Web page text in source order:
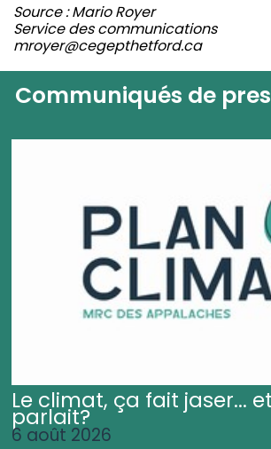
Source : Mario Royer
Service des communications
mroyer@cegepthetford.ca
Communiqués de
Le climat, ça fait jaser...
parlait?
6 août 2026